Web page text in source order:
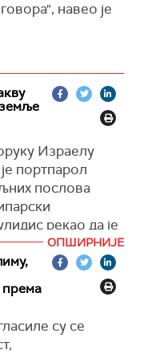
навео је
Израелу
портпарол
послова
рекао да је
да пренесе
је
Гардијан
разговарати са
Нетанјахуом
јавили су
ОПШИРНИЈЕ
према
су се